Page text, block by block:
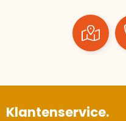
Klantenservice.